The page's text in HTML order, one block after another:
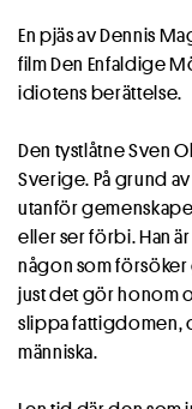
En pjäs av Dennis
film Den Enfaldige
idiotens berättelse.
Den tystlåtne Sven
Sverige. På grund
utanför
eller ser förbi. Han
någon som försöker
just det gör honom
slippa fattigdomen,
människa.